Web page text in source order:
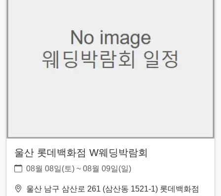
울산 롯데백화점 W웨딩박람회
08월 08일(토) ~ 08월 09일(일)
울산 남구 삼산로 261 (삼산동 1521-1) 롯데백화점